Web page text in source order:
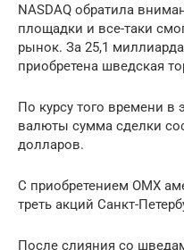
NASDAQ обратила
площадки и все-таки
рынок. За 25,1
приобретена шведская
По курсу того времени в
валюты сумма сделки
долларов.
С приобретением OMX
треть акций Санкт-
После слияния со